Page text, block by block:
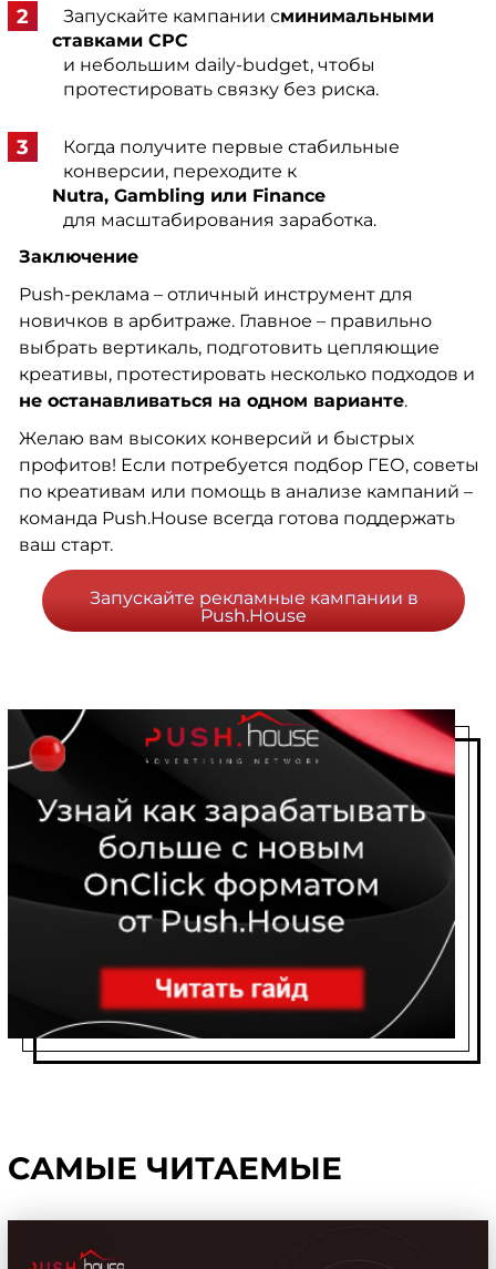
Запускайте кампании сминимальными
ставками CPC
и небольшим daily-budget, чтобы
протестировать связку без риска.
Когда получите первые стабильные
конверсии, переходите к
Nutra, Gambling или Finance
для масштабирования заработка.
Заключение
Push-реклама – отличный инструмент для
новичков в арбитраже. Главное – правильно
выбрать вертикаль, подготовить цепляющие
креативы, протестировать несколько подходов и
не останавливаться на одном варианте.
Желаю вам высоких конверсий и быстрых
профитов! Если потребуется подбор ГЕО, советы
по креативам или помощь в анализе кампаний –
команда Push.House всегда готова поддержать
ваш старт.
Запускайте рекламные кампании в
Push.House
САМЫЕ ЧИТАЕМЫЕ